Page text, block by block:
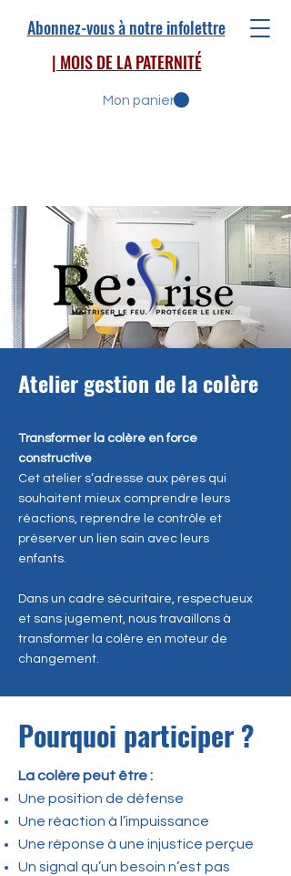
Abonnez-vous à notre infolettre
| MOIS DE LA PATERNITÉ
Mon panier
Atelier gestion de la colère
Transformer la colère en force
constructive
Cet atelier s’adresse aux pères qui
souhaitent mieux comprendre leurs
réactions, reprendre le contrôle et
préserver un lien sain avec leurs
enfants.
Dans un cadre sécuritaire, respectueux
et sans jugement, nous travaillons à
transformer la colère en moteur de
changement.
Pourquoi participer ?
La colère peut être :
Une position de défense
Une réaction à l’impuissance
Une réponse à une injustice perçue
Un signal qu’un besoin n’est pas